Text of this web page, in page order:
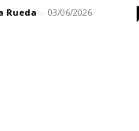
Rueda - 03/06/2026